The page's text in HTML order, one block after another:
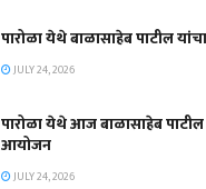
पारोळा येथे बाळासाहेब पाटील
JULY 24, 2026
पारोळा येथे आज बाळासाहेब
आयोजन
JULY 24, 2026